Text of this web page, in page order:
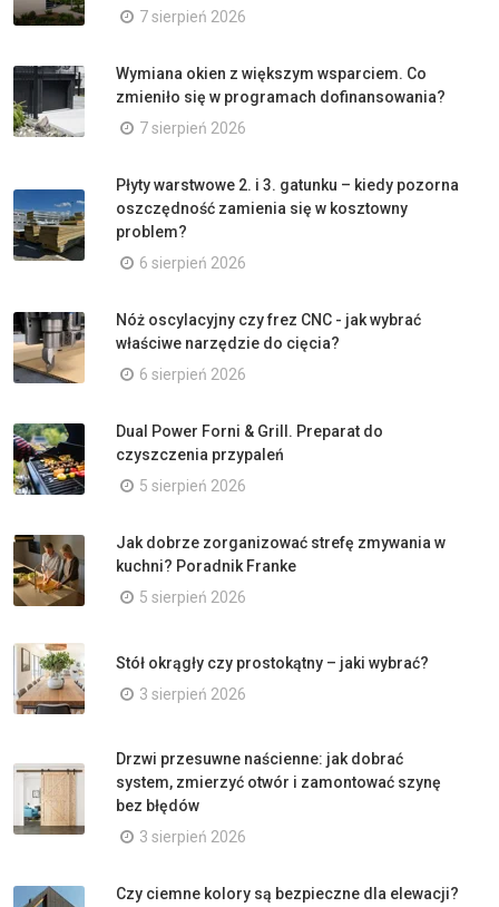
7 sierpień 2026
Wymiana okien z większym wsparciem. Co
zmieniło się w programach dofinansowania?
7 sierpień 2026
Płyty warstwowe 2. i 3. gatunku – kiedy pozorna
oszczędność zamienia się w kosztowny
problem?
6 sierpień 2026
Nóż oscylacyjny czy frez CNC - jak wybrać
właściwe narzędzie do cięcia?
6 sierpień 2026
Dual Power Forni & Grill. Preparat do
czyszczenia przypaleń
5 sierpień 2026
Jak dobrze zorganizować strefę zmywania w
kuchni? Poradnik Franke
5 sierpień 2026
Stół okrągły czy prostokątny – jaki wybrać?
3 sierpień 2026
Drzwi przesuwne naścienne: jak dobrać
system, zmierzyć otwór i zamontować szynę
bez błędów
3 sierpień 2026
Czy ciemne kolory są bezpieczne dla elewacji?